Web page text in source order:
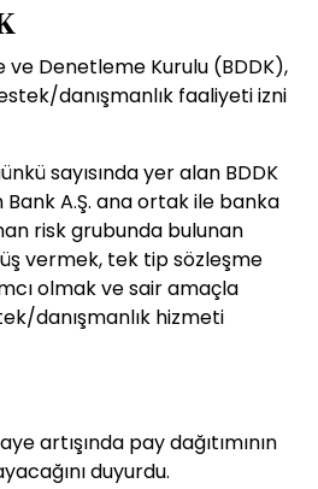
ve Denetleme Kurulu (BDDK),
danışmanlık faaliyeti izni
sayısında yer alan BDDK
A.Ş. ana ortak ile banka
risk grubunda bulunan
vermek, tek tip sözleşme
olmak ve sair amaçla
danışmanlık hizmeti
artışında pay dağıtımının
duyurdu.